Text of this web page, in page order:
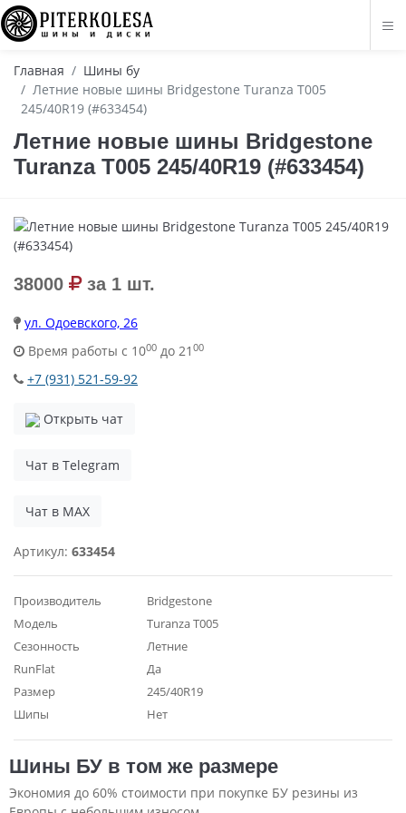
Главная
Шины бу
Летние новые шины Bridgestone Turanza T005
245/40R19 (#633454)
Летние новые шины Bridgestone
Turanza T005 245/40R19 (#633454)
38000 за 1 шт.
ул. Одоевского, 26
Время работы с 1000 до 21 00
+7 (931) 521-59-92
Открыть чат
Чат в Telegram
Чат в MAX
Артикул: 633454
Производитель
Bridgestone
Модель
Turanza T005
Сезонность
Летние
RunFlat
Да
Размер
245/40R19
Шипы
Нет
Шины БУ в том же размере
Экономия до 60% стоимости при покупке БУ резины из